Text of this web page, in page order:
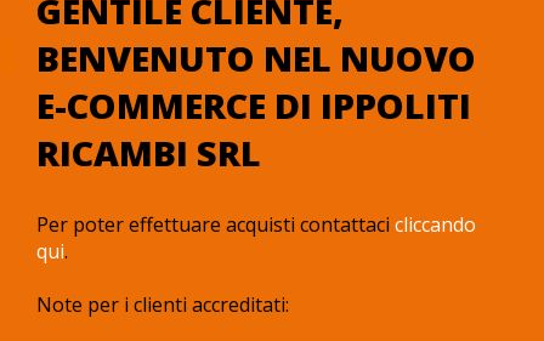
GENTILE CLIENTE,
BENVENUTO NEL NUOVO
E-COMMERCE DI IPPOLITI
RICAMBI SRL
Per poter effettuare acquisti contattaci cliccando
qui.
Note per i clienti accreditati: